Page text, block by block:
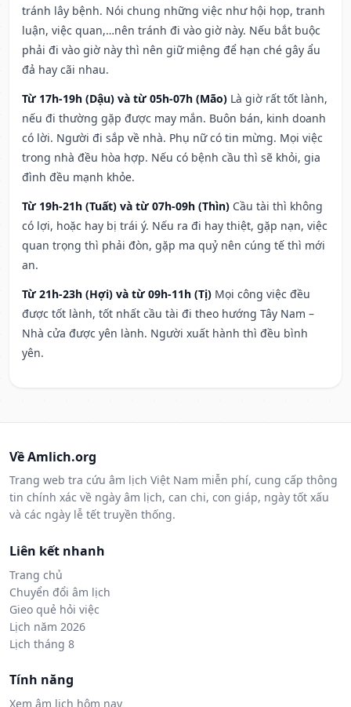
tránh lây bệnh. Nói chung những việc như hội họp, tranh
luận, việc quan,…nên tránh đi vào giờ này. Nếu bắt buộc
phải đi vào giờ này thì nên giữ miệng để hạn ché gây ẩu
đả hay cãi nhau.
Từ 17h-19h (Dậu) và từ 05h-07h (Mão) Là giờ rất tốt lành,
nếu đi thường gặp được may mắn. Buôn bán, kinh doanh
có lời. Người đi sắp về nhà. Phụ nữ có tin mừng. Mọi việc
trong nhà đều hòa hợp. Nếu có bệnh cầu thì sẽ khỏi, gia
đình đều mạnh khỏe.
Từ 19h-21h (Tuất) và từ 07h-09h (Thìn) Cầu tài thì không
có lợi, hoặc hay bị trái ý. Nếu ra đi hay thiệt, gặp nạn, việc
quan trọng thì phải đòn, gặp ma quỷ nên cúng tế thì mới
an.
Từ 21h-23h (Hợi) và từ 09h-11h (Tị) Mọi công việc đều
được tốt lành, tốt nhất cầu tài đi theo hướng Tây Nam –
Nhà cửa được yên lành. Người xuất hành thì đều bình
yên.
Về Amlich.org
Trang web tra cứu âm lịch Việt Nam miễn phí, cung cấp thông
tin chính xác về ngày âm lịch, can chi, con giáp, ngày tốt xấu
và các ngày lễ tết truyền thống.
Liên kết nhanh
Trang chủ
Chuyển đổi âm lịch
Gieo quẻ hỏi việc
Lịch năm 2026
Lịch tháng 8
Tính năng
Xem âm lịch hôm nay